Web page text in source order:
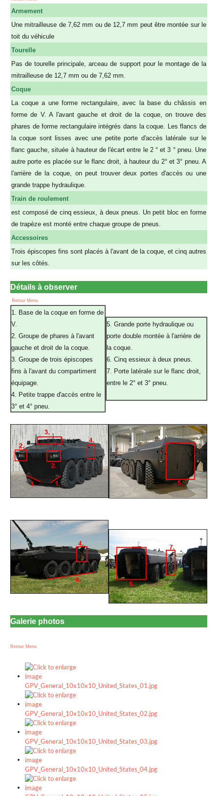
Armement
Une mitrailleuse de 7,62 mm ou de 12,7 mm peut être montée sur le
toit du véhicule
Tourelle
Pas de tourelle principale, arceau de support pour le montage de la
mitrailleuse de 12,7 mm ou de 7,62 mm.
Coque
La coque a une forme rectangulaire, avec la base du châssis en
forme de V. A l'avant gauche et droit de la coque, on trouve des
phares de forme rectangulaire intégrés dans la coque. Les flancs de
la coque sont lisses avec une petite porte d'accès latérale sur le
flanc gauche, située à hauteur de l'écart entre le 2 ° et 3 ° pneu. Une
autre porte es placée sur le flanc droit, à hauteur du 2° et 3° pneu. A
l'arrière de la coque, on peut trouver deux portes d'accès ou une
grande trappe hydraulique.
Train de roulement
est composé de cinq essieux, à deux pneus. Un petit bloc en forme
de trapèze est monté entre chaque groupe de pneus.
Accessoires
Trois épiscopes fins sont placés à l'avant de la coque, et cinq autres
sur les côtés.
Détails à observer
Retour Menu
1. Base de la coque en forme de
V.
2. Groupe de phares à l'avant
gauche et droit de la coque.
3. Groupe de trois épiscopes
fins à l'avant du compartiment
équipage.
4. Petite trappe d'accès entre le
3° et 4° pneu.
5. Grande porte hydraulique ou
porte double montée à l'arrière de
la coque.
6. Cinq essieux à deux pneus.
7. Porte latérale sur le flanc droit,
entre le 2° et 3° pneu.
Galerie photos
Retour Menu